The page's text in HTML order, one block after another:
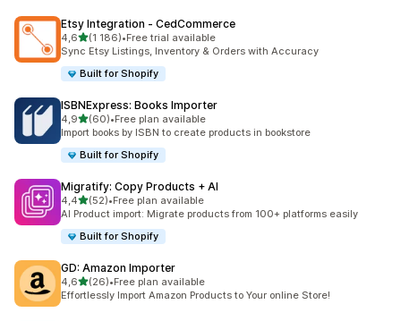
Etsy Integration ‑ CedCommerce
4,6av 5 stjerner
(1 186)
Totalt 1186 omtaler
•Free trial available
Sync Etsy Listings, Inventory & Orders with Accuracy
Built for Shopify
ISBNExpress: Books Importer
4,9av 5 stjerner
(60)
Totalt 60 omtaler
•Free plan available
Import books by ISBN to create products in bookstore
Built for Shopify
Migratify: Copy Products + AI
4,4av 5 stjerner
(52)
Totalt 52 omtaler
•Free plan available
AI Product import: Migrate products from 100+ platforms easily
Built for Shopify
GD: Amazon Importer
4,6av 5 stjerner
(26)
Totalt 26 omtaler
•Free plan available
Effortlessly Import Amazon Products to Your online Store!